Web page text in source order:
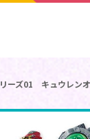
ーズ01 キュウレン